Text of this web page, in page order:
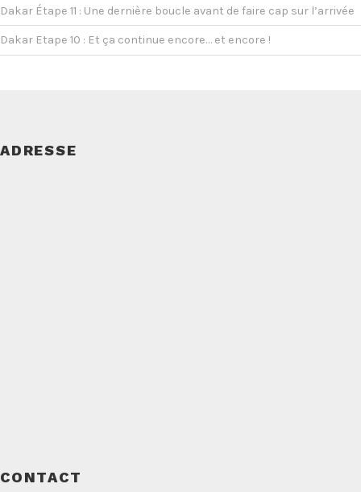
Dakar Étape 11 : Une dernière boucle avant de faire cap sur l’arrivée
Dakar Etape 10 : Et ça continue encore… et encore !
ADRESSE
CONTACT